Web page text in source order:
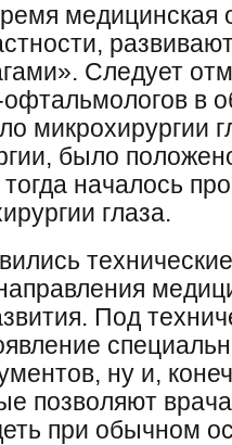
медицинская
Следует
в
микрохирургии
было
началось
глаза.
Под
ну и,
позволяют
при обычном